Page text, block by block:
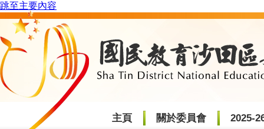
跳至主要內容
主頁 關於委員會 2025-